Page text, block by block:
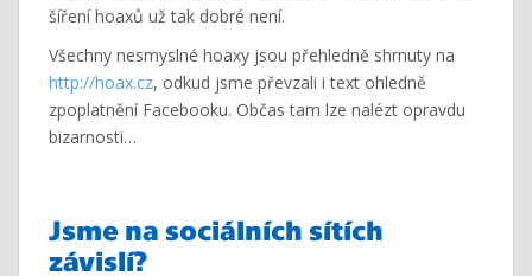
šíření hoaxů už tak dobré není.
Všechny nesmyslné hoaxy jsou přehledně shrnuty na
http://hoax.cz, odkud jsme převzali i text ohledně
zpoplatnění Facebooku. Občas tam lze nalézt opravdu
bizarnosti…
Jsme na sociálních sítích
závislí?